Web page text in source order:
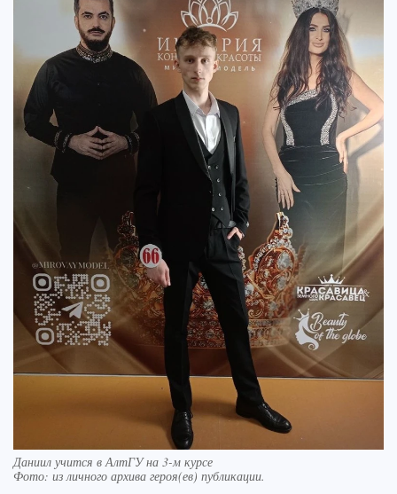
Даниил учится в АлтГУ на 3-м курсе
Фото: из личного архива героя(ев) публикации.